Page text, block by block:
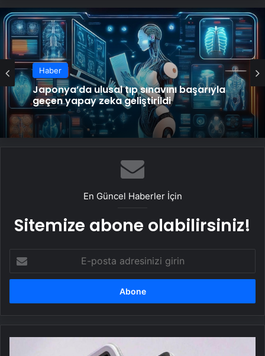
Haber
Japonya’da ulusal tıp sınavını başarıyla
geçen yapay zeka geliştirildi
En Güncel Haberler İçin
Sitemize abone olabilirsiniz!
posta
adresinizi